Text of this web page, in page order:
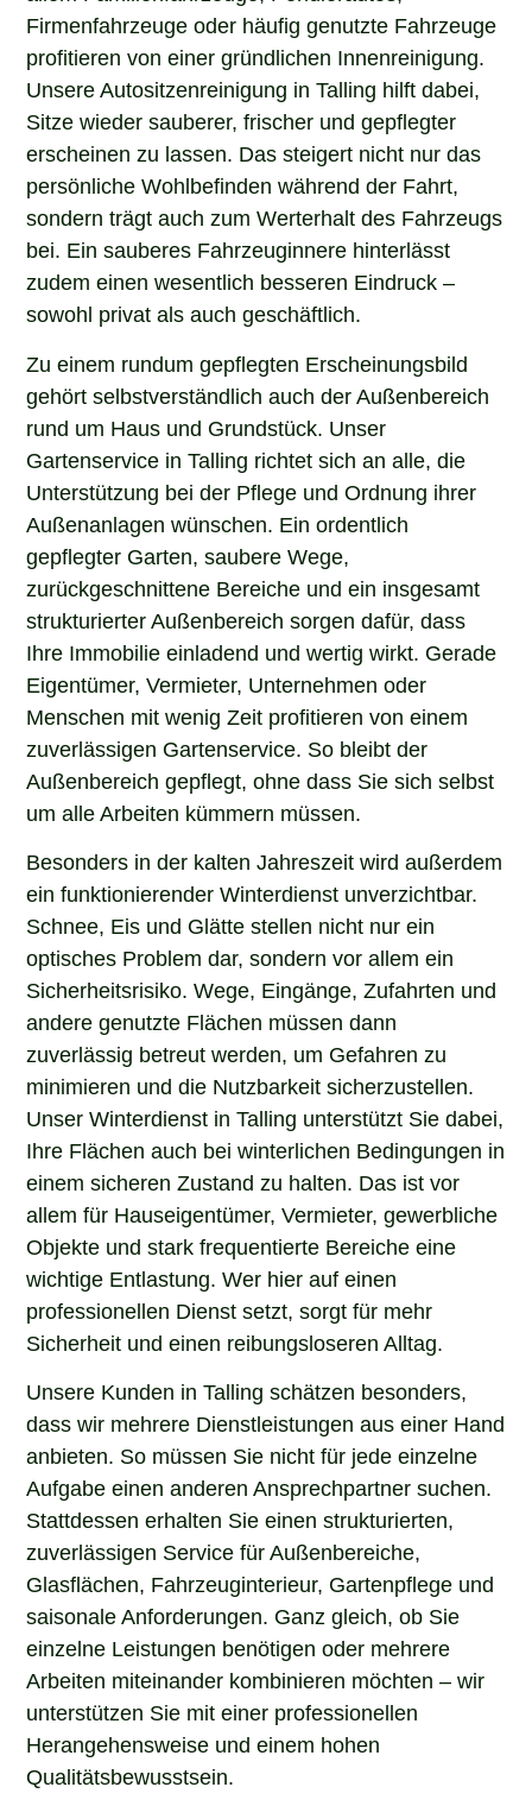
Firmenfahrzeuge oder häufig genutzte Fahrzeuge
profitieren von einer gründlichen Innenreinigung.
Unsere Autositzenreinigung in Talling hilft dabei,
Sitze wieder sauberer, frischer und gepflegter
erscheinen zu lassen. Das steigert nicht nur das
persönliche Wohlbefinden während der Fahrt,
sondern trägt auch zum Werterhalt des Fahrzeugs
bei. Ein sauberes Fahrzeuginnere hinterlässt
zudem einen wesentlich besseren Eindruck –
sowohl privat als auch geschäftlich.
Zu einem rundum gepflegten Erscheinungsbild
gehört selbstverständlich auch der Außenbereich
rund um Haus und Grundstück. Unser
Gartenservice in Talling richtet sich an alle, die
Unterstützung bei der Pflege und Ordnung ihrer
Außenanlagen wünschen. Ein ordentlich
gepflegter Garten, saubere Wege,
zurückgeschnittene Bereiche und ein insgesamt
strukturierter Außenbereich sorgen dafür, dass
Ihre Immobilie einladend und wertig wirkt. Gerade
Eigentümer, Vermieter, Unternehmen oder
Menschen mit wenig Zeit profitieren von einem
zuverlässigen Gartenservice. So bleibt der
Außenbereich gepflegt, ohne dass Sie sich selbst
um alle Arbeiten kümmern müssen.
Besonders in der kalten Jahreszeit wird außerdem
ein funktionierender Winterdienst unverzichtbar.
Schnee, Eis und Glätte stellen nicht nur ein
optisches Problem dar, sondern vor allem ein
Sicherheitsrisiko. Wege, Eingänge, Zufahrten und
andere genutzte Flächen müssen dann
zuverlässig betreut werden, um Gefahren zu
minimieren und die Nutzbarkeit sicherzustellen.
Unser Winterdienst in Talling unterstützt Sie dabei,
Ihre Flächen auch bei winterlichen Bedingungen in
einem sicheren Zustand zu halten. Das ist vor
allem für Hauseigentümer, Vermieter, gewerbliche
Objekte und stark frequentierte Bereiche eine
wichtige Entlastung. Wer hier auf einen
professionellen Dienst setzt, sorgt für mehr
Sicherheit und einen reibungsloseren Alltag.
Unsere Kunden in Talling schätzen besonders,
dass wir mehrere Dienstleistungen aus einer Hand
anbieten. So müssen Sie nicht für jede einzelne
Aufgabe einen anderen Ansprechpartner suchen.
Stattdessen erhalten Sie einen strukturierten,
zuverlässigen Service für Außenbereiche,
Glasflächen, Fahrzeuginterieur, Gartenpflege und
saisonale Anforderungen. Ganz gleich, ob Sie
einzelne Leistungen benötigen oder mehrere
Arbeiten miteinander kombinieren möchten – wir
unterstützen Sie mit einer professionellen
Herangehensweise und einem hohen
Qualitätsbewusstsein.